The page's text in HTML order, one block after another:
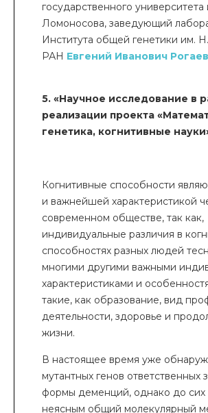
государственного
Ломоносова, заведующий
Института общей генетики им.
РАН Евгений Иванович Рогаев
5. «Научное исследование в
реализации проекта
генетика, когнитивные
Когнитивные способности
и важнейшей характеристикой
современном обществе, так как,
индивидуальные различия в
способностях разных людей
многими другими важными
характеристиками и
такие, как образование, вид
деятельности, здоровье и
жизни.
В настоящее время уже
мутантных генов ответственных
формы деменций, однако до сих
неясным общий молекулярный